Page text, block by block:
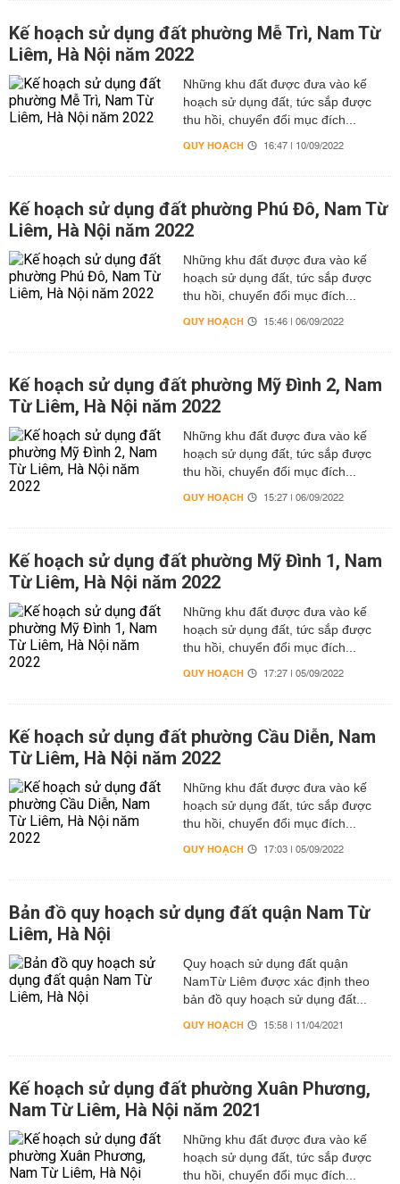
Kế hoạch sử dụng đất phường Mễ Trì, Nam Từ
Liêm, Hà Nội năm 2022
Những khu đất được đưa vào kế
hoạch sử dụng đất, tức sắp được
thu hồi, chuyển đổi mục đích...
QUY HOẠCH 16:47 | 10/09/2022
Kế hoạch sử dụng đất phường Phú Đô, Nam Từ
Liêm, Hà Nội năm 2022
Những khu đất được đưa vào kế
hoạch sử dụng đất, tức sắp được
thu hồi, chuyển đổi mục đích...
QUY HOẠCH 15:46 | 06/09/2022
Kế hoạch sử dụng đất phường Mỹ Đình 2, Nam
Từ Liêm, Hà Nội năm 2022
Những khu đất được đưa vào kế
hoạch sử dụng đất, tức sắp được
thu hồi, chuyển đổi mục đích...
QUY HOẠCH 15:27 | 06/09/2022
Kế hoạch sử dụng đất phường Mỹ Đình 1, Nam
Từ Liêm, Hà Nội năm 2022
Những khu đất được đưa vào kế
hoạch sử dụng đất, tức sắp được
thu hồi, chuyển đổi mục đích...
QUY HOẠCH 17:27 | 05/09/2022
Kế hoạch sử dụng đất phường Cầu Diễn, Nam
Từ Liêm, Hà Nội năm 2022
Những khu đất được đưa vào kế
hoạch sử dụng đất, tức sắp được
thu hồi, chuyển đổi mục đích...
QUY HOẠCH 17:03 | 05/09/2022
Bản đồ quy hoạch sử dụng đất quận Nam Từ
Liêm, Hà Nội
Quy hoạch sử dụng đất quận
NamTừ Liêm được xác định theo
bản đồ quy hoạch sử dụng đất...
QUY HOẠCH 15:58 | 11/04/2021
Kế hoạch sử dụng đất phường Xuân Phương,
Nam Từ Liêm, Hà Nội năm 2021
Những khu đất được đưa vào kế
hoạch sử dụng đất, tức sắp được
thu hồi, chuyển đổi mục đích...